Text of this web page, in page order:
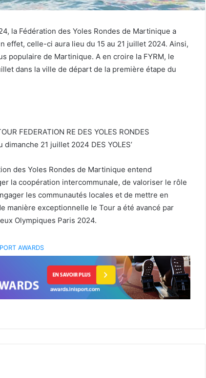
la Fédération des Yoles Rondes de Martinique a
effet, celle-ci aura lieu du 15 au 21 juillet 2024. Ainsi,
populaire de Martinique. A en croire la FYRM, le
dans la ville de départ de la première étape du
des Yoles Rondes de Martinique entend
la coopération intercommunale, de valoriser le rôle
les communautés locales et de mettre en
manière exceptionnelle le Tour a été avancé par
Olympiques Paris 2024.
AWARDS